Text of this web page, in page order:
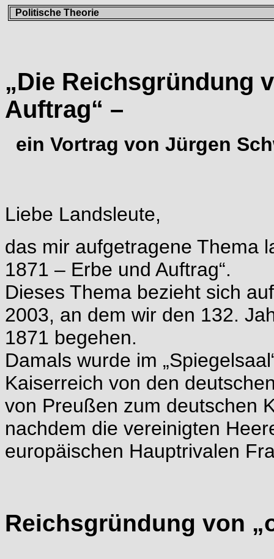
Politische Theorie
„Die Reichsgründung
Auftrag“ –
ein Vortrag von Jürgen
Liebe Landsleute,
das mir aufgetragene Thema
1871 – Erbe und Auftrag“.
Dieses Thema bezieht sich
2003, an dem wir den 132.
1871 begehen.
Damals wurde im
Kaiserreich von den
von Preußen zum deutschen
nachdem die vereinigten
europäischen Hauptrivalen
Reichsgründung von